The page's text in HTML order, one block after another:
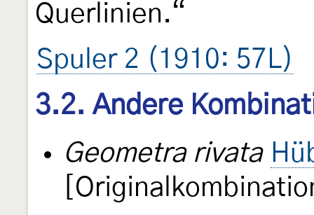
Querlinien.“
Spuler 2 (1910: 57L)
3.2. Andere
Geometra rivata